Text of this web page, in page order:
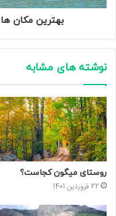
بهترین مکان
نوشته های مشابه
روستای میگون کجاست؟
22 فروردین 1401